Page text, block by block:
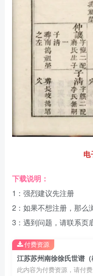
电
下载说明：
1：强烈建议先注册
2：如果不想注册，那么
3：遇到问题，请联系页
江苏苏州南徐徐氏世谱（
此内容为付费资源，请付
付费资源